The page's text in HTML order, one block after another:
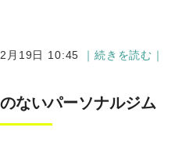
月19日 10:45 ｜続きを読む｜
ないパーソナルジム